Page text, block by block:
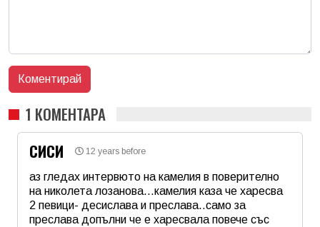
1 КОМЕНТАРА
СИСИ
12 years before
аз гледах интервюто на камелия в поверително
на николета лозанова...камелия каза че харесва
2 певици- десислава и преслава..само за
преслава допълни че е харесвала повече със